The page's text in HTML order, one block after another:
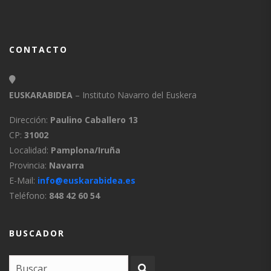
CONTACTO
EUSKARABIDEA – Instituto Navarro del Euskera
Dirección: Paulino Caballero 13
CP: 31002
Localidad: Pamplona/Iruña
Provincia: Navarra
E-Mail: info@euskarabidea.es
Teléfono: 848 42 60 54
BUSCADOR